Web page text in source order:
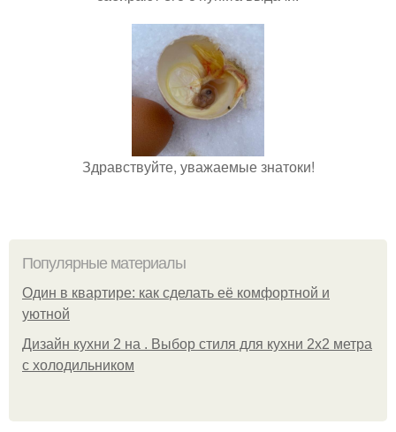
Здравствуйте, уважаемые знатоки!
Популярные материалы
Один в квартире: как сделать её комфортной и
уютной
Дизайн кухни 2 на . Выбор стиля для кухни 2х2 метра
с холодильником